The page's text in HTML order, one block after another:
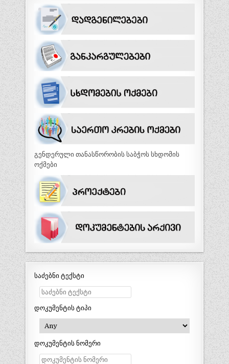
გენდერული თანასწორობის საბჭოს სხდომის
ოქმები
საძებნი ტექსტი
დოკუმენტის ტიპი
დოკუმენტის ნომერი